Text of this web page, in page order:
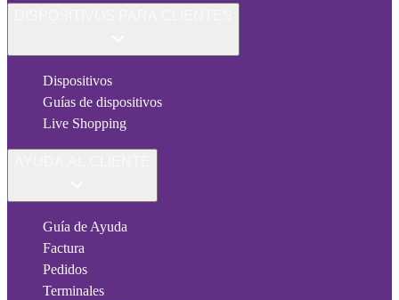
Dispositivos
Guías de dispositivos
Live Shopping
Guía de Ayuda
Factura
Pedidos
Terminales